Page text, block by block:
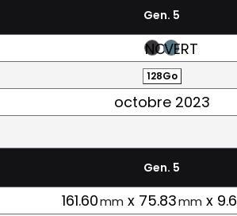
Gen. 5
NOIRVERT
128Go
octobre 2023
Gen. 5
161.60mm x 75.83mm x 9.6